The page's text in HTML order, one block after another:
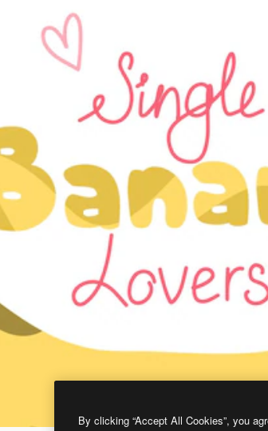
By clicking “Accept All Cookies”, you